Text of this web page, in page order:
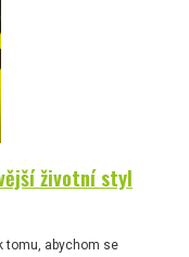
životní styl
tomu, abychom se